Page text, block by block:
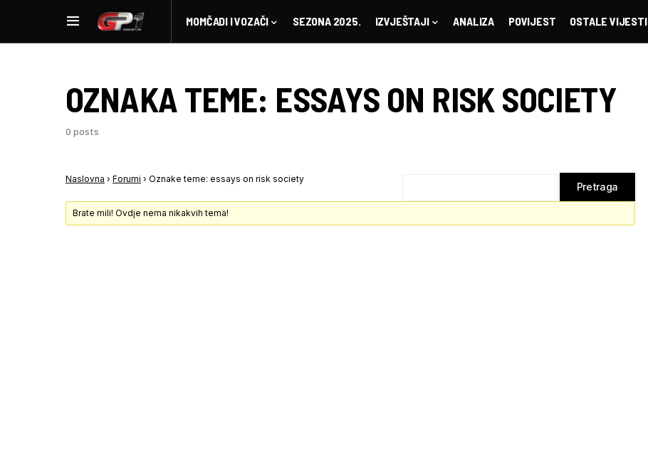
MOMČADI I VOZAČI SEZONA 2025. IZVJEŠTAJI ANALIZA POVIJEST OSTALE VIJESTI
OZNAKA TEME: ESSAYS ON RISK SOCIETY
0 posts
Naslovna › Forumi › Oznake teme: essays on risk society
Brate mili! Ovdje nema nikakvih tema!